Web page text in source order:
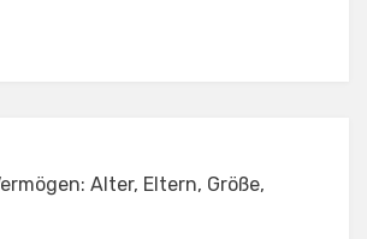
Alter, Eltern, Größe,